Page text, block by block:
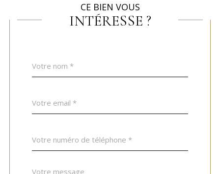
CE BIEN VOUS
INTÉRESSE ?
par
*
*
*
Fieldset
Message